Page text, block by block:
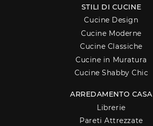
STILI DI CUCINE
Cucine Design
Cucine Moderne
Cucine Classiche
Cucine in Muratura
Cucine Shabby Chic
ARREDAMENTO CASA
Librerie
Pareti Attrezzate